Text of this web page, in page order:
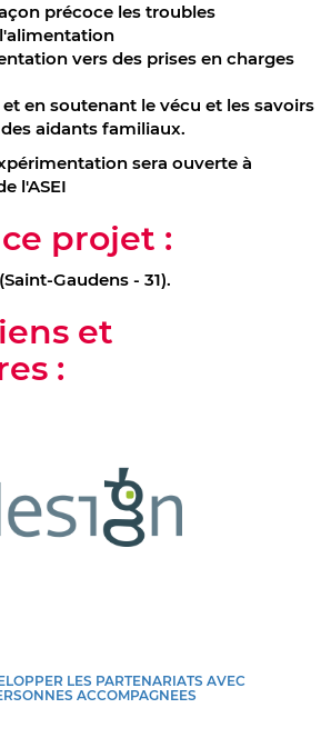
précoce les troubles
vers des prises en charges
en soutenant le vécu et les savoirs
aidants familiaux.
sera ouverte à
l'ASEI
projet :
Gaudens - 31).
et
:
LES PARTENARIATS AVEC
ACCOMPAGNEES